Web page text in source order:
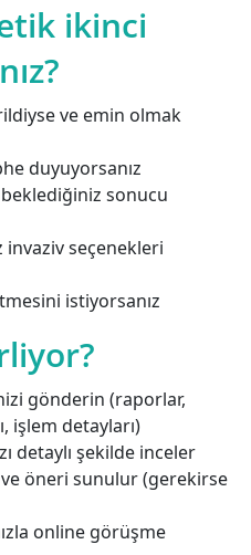
ikinci
ve emin olmak
duyuyorsanız
sonucu
seçenekleri
istiyorsanız
gönderin (raporlar,
işlem detayları)
detaylı şekilde inceler
öneri sunulur (gerekirse
online görüşme